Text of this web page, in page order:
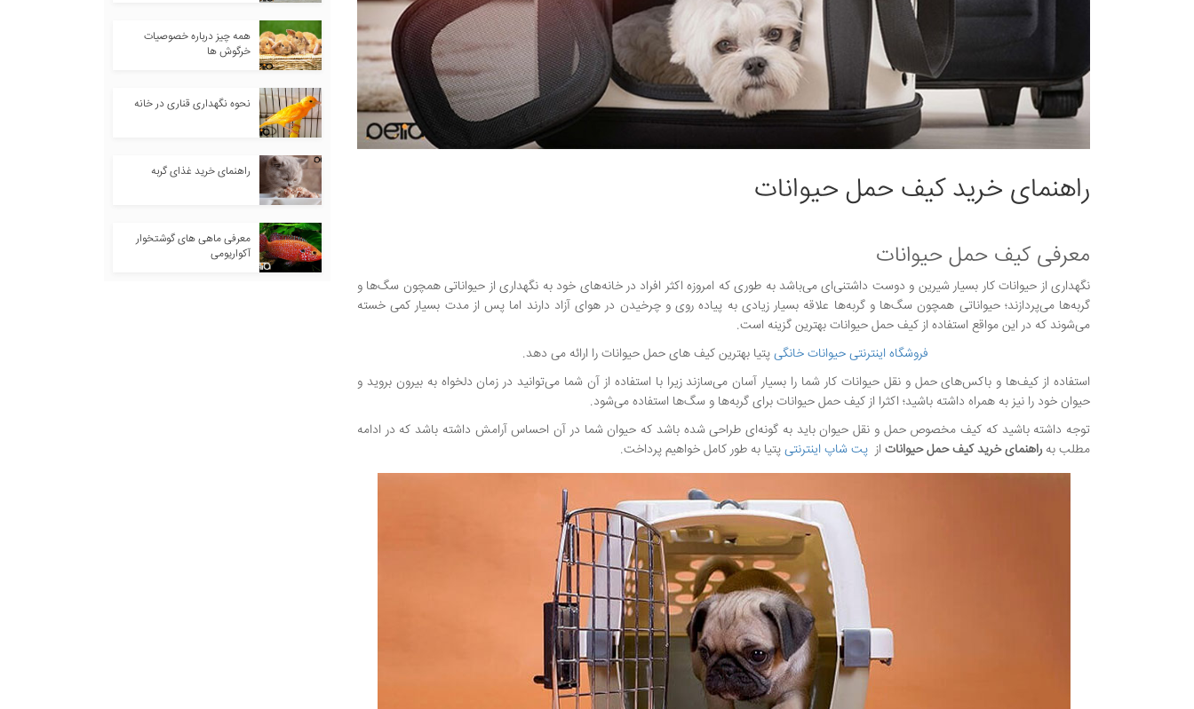
راهنمای خرید کیف حمل حیوانات
معرفی کیف حمل حیوانات
نگهداری از حیوانات کار بسیار شیرین و دوست داشتنی‌ای می‌باشد به طوری که امروزه اکثر افراد در خانه‌های خود به نگهداری از حیواناتی همچون سگ‌ها و
گربه‌ها می‌پردازند؛ حیواناتی همچون سگ‌ها و گربه‌ها علاقه بسیار زیادی به پیاده روی و چرخیدن در هوای آزاد دارند اما پس از مدت بسیار کمی خسته
می‌شوند که در این مواقع استفاده از کیف حمل حیوانات بهترین گزینه است.
فروشگاه اینترنتی حیوانات خانگیپتیا بهترین کیف های حمل حیوانات را ارائه می دهد.
استفاده از کیف‌ها و باکس‌های حمل و نقل حیوانات کار شما را بسیار آسان می‌سازند زیرا با استفاده از آن شما می‌توانید در زمان دلخواه به بیرون بروید و
حیوان خود را نیز به همراه داشته باشید؛ اکثرا از کیف حمل حیوانات برای گربه‌ها و سگ‌ها استفاده می‌شود.
توجه داشته باشید که کیف مخصوص حمل و نقل حیوان باید به گونه‌ای طراحی شده باشد که حیوان شما در آن احساس آرامش داشته باشد که در ادامه
مطلب به راهنمای خرید کیف حمل حیواناتاز پت شاپ اینترنتیپتیا به طور کامل خواهیم پرداخت.
همه چیز درباره خصوصیات
خرگوش ها
نحوه نگهداری قناری در خانه
راهنمای خرید غذای گربه
معرفی ماهی های گوشتخوار
آکواریومی